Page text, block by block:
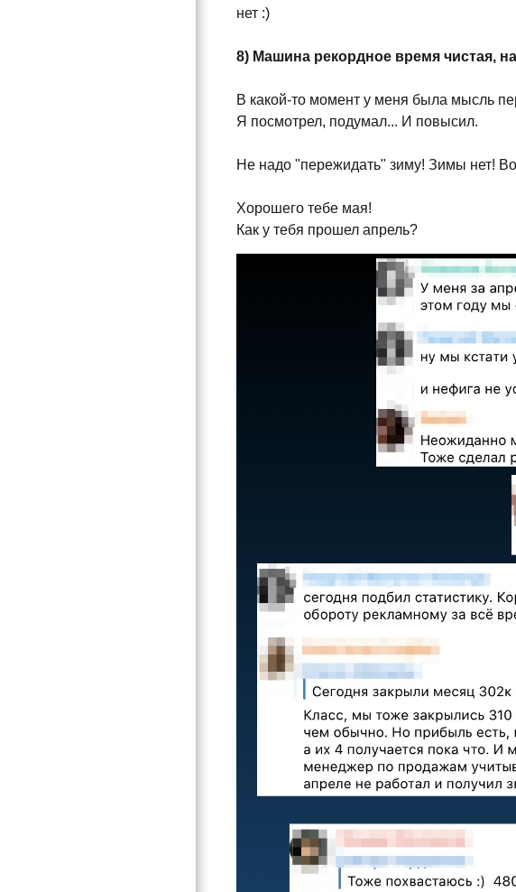
нет :)
8) Машина рекордное время чистая,
В какой-то момент у меня была мысль
Я посмотрел, подумал... И повысил.
Не надо "пережидать" зиму! Зимы нет!
Хорошего тебе мая!
Как у тебя прошел апрель?